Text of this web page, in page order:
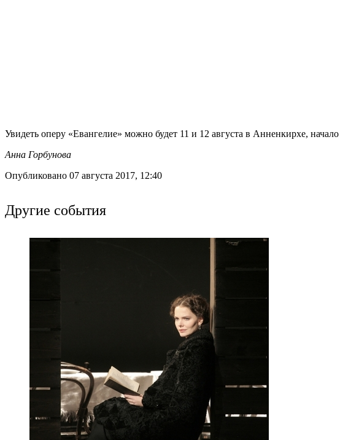
Увидеть оперу «Евангелие» можно будет 11 и 12 августа в Анненкирхе,
Анна Горбунова
Опубликовано 07 августа 2017, 12:40
Другие события